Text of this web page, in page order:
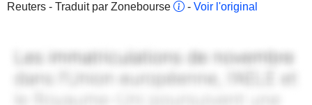
Reuters - Traduit par Zonebourse
- Voir l'original